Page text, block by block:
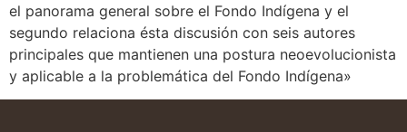
el panorama general sobre el Fondo Indígena y el
segundo relaciona ésta discusión con seis autores
principales que mantienen una postura neoevolucionista
y aplicable a la problemática del Fondo Indígena»